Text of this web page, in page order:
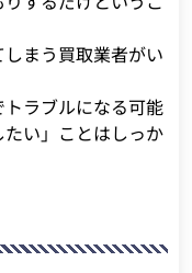
まう買取業者がい
ラブルになる可能
い」ことはしっか